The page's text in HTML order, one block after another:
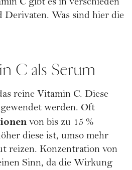
C gibt es in verschieden
Derivaten. Was sind hier die
C als Serum
reine Vitamin C. Diese
werden. Oft
von bis zu 15 %
diese ist, umso mehr
reizen. Konzentration von
Sinn, da die Wirkung